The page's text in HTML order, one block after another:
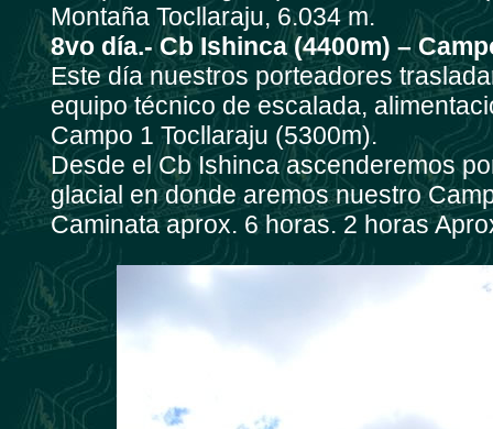
Montaña Tocllaraju, 6.034 m.
8vo día.- Cb Ishinca (4400m) –
Este día nuestros porteadores
equipo técnico de escalada,
Campo 1 Tocllaraju (5300m).
Desde el Cb Ishinca ascenderemos
glacial en donde aremos nuestro
Caminata aprox. 6 horas. 2 horas